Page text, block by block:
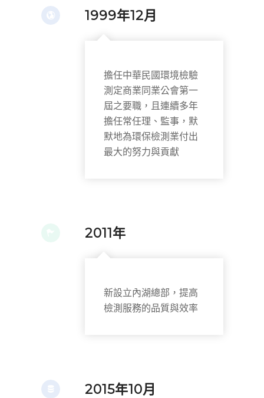
1999年12月
擔任中華民國環境檢驗
測定商業同業公會第一
屆之要職，且連續多年
擔任常任理、監事，默
默地為環保檢測業付出
最大的努力與貢獻
2011年
新設立內湖總部，提高
檢測服務的品質與效率
2015年10月